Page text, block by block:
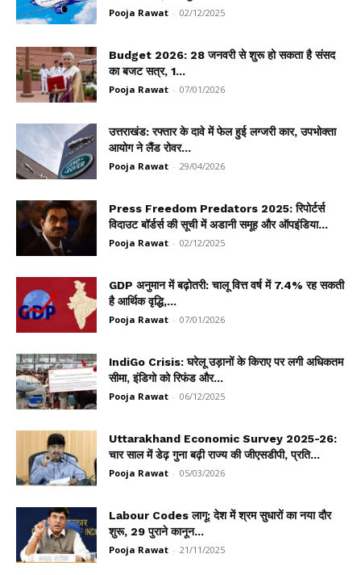
Pooja Rawat - 02/12/2025
Budget 2026: 28 जनवरी से शुरू हो सकता है संसद
का बजट सत्र, 1...
Pooja Rawat - 07/01/2026
उत्तराखंड: रफ्तार के दावे में फेल हुई लग्जरी कार, उपभोक्ता
आयोग ने लैंड रोवर...
Pooja Rawat - 29/04/2026
Press Freedom Predators 2025: रिपोर्टर्स
विदाउट बॉर्डर्स की सूची में अडानी समूह और ऑपइंडिया...
Pooja Rawat - 02/12/2025
GDP अनुमान में बढ़ोतरी: चालू वित्त वर्ष में 7.4% रह सकती
है आर्थिक वृद्धि,...
Pooja Rawat - 07/01/2026
IndiGo Crisis: घरेलू उड़ानों के किराए पर लगी अधिकतम
सीमा, इंडिगो को रिफंड और...
Pooja Rawat - 06/12/2025
Uttarakhand Economic Survey 2025-26:
चार साल में डेढ़ गुना बढ़ी राज्य की जीएसडीपी, प्रति...
Pooja Rawat - 05/03/2026
Labour Codes लागू: देश में श्रम सुधारों का नया दौर
शुरू, 29 पुराने कानून...
Pooja Rawat - 21/11/2025